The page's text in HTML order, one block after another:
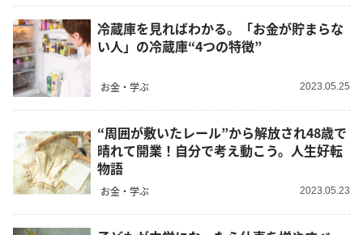
冷蔵庫を見ればわかる。「お金が貯まらな
い人」の冷蔵庫“4つの特徴”
お金・学ぶ 2023.05.25
“周囲が敷いたレール”から解放され48歳で
晴れて開業！自分で考え動こう。人生好転
物語
お金・学ぶ 2023.05.23